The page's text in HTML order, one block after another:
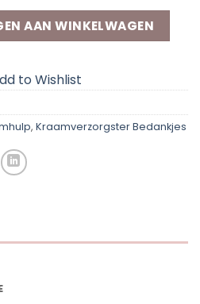
AAN WINKELWAGEN
to Wishlist
, Kraamverzorgster Bedankjes